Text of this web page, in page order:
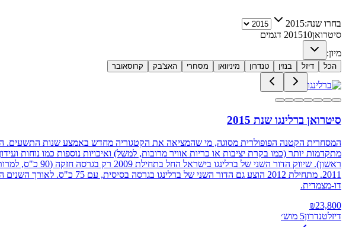
בחרו שנה:2015
סיטרואן
201510
דגמים
מיון:
הכל דיזל בנזין טנדרון מיניוואן מסחרי האצ'בק קרוסאובר
סיטרואן ברלינגו שנת 2015
דו-מצמדית.
₪23,800
דיזלטנדרון5 מוש׳